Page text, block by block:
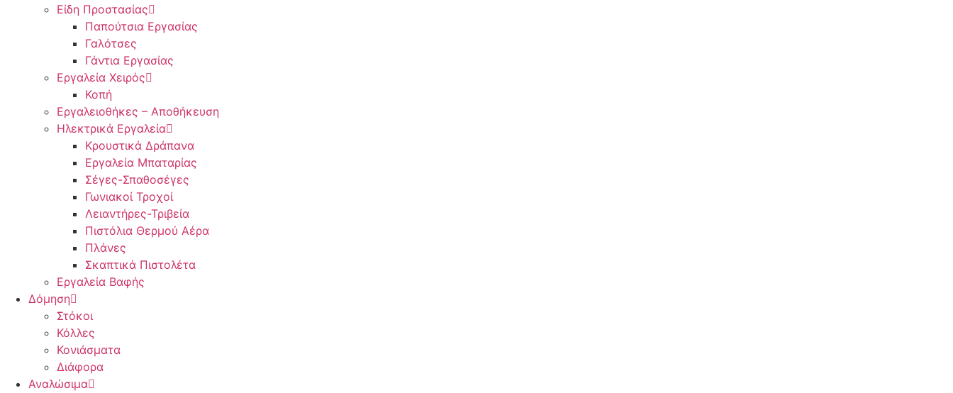
Είδη Προστασίας
Παπούτσια Εργασίας
Γαλότσες
Γάντια Εργασίας
Εργαλεία Χειρός
Κοπή
Εργαλειοθήκες – Αποθήκευση
Ηλεκτρικά Εργαλεία
Κρουστικά Δράπανα
Εργαλεία Μπαταρίας
Σέγες-Σπαθοσέγες
Γωνιακοί Τροχοί
Λειαντήρες-Τριβεία
Πιστόλια Θερμού Αέρα
Πλάνες
Σκαπτικά Πιστολέτα
Εργαλεία Βαφής
Δόμηση
Στόκοι
Κόλλες
Κονιάσματα
Διάφορα
Αναλώσιμα